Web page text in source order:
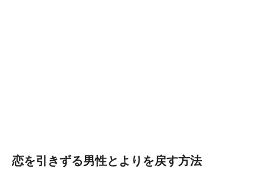
恋を引きずる男性とよりを戻す方法